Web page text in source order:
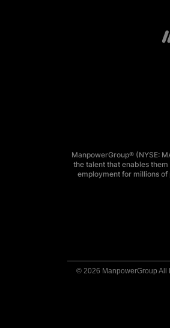
ManpowerGroup® (NYSE:
the talent that enables
employment for millions
© 2026 ManpowerGroup All